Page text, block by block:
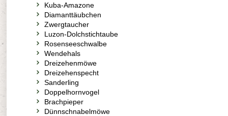
Kuba-Amazone
Diamanttäubchen
Zwergtaucher
Luzon-Dolchstichtaube
Rosenseeschwalbe
Wendehals
Dreizehenmöwe
Dreizehenspecht
Sanderling
Doppelhornvogel
Brachpieper
Dünnschnabelmöwe